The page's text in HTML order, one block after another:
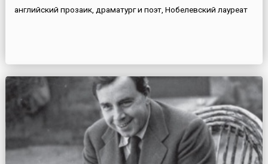
английский прозаик, драматург и поэт, Нобелевский лауреат